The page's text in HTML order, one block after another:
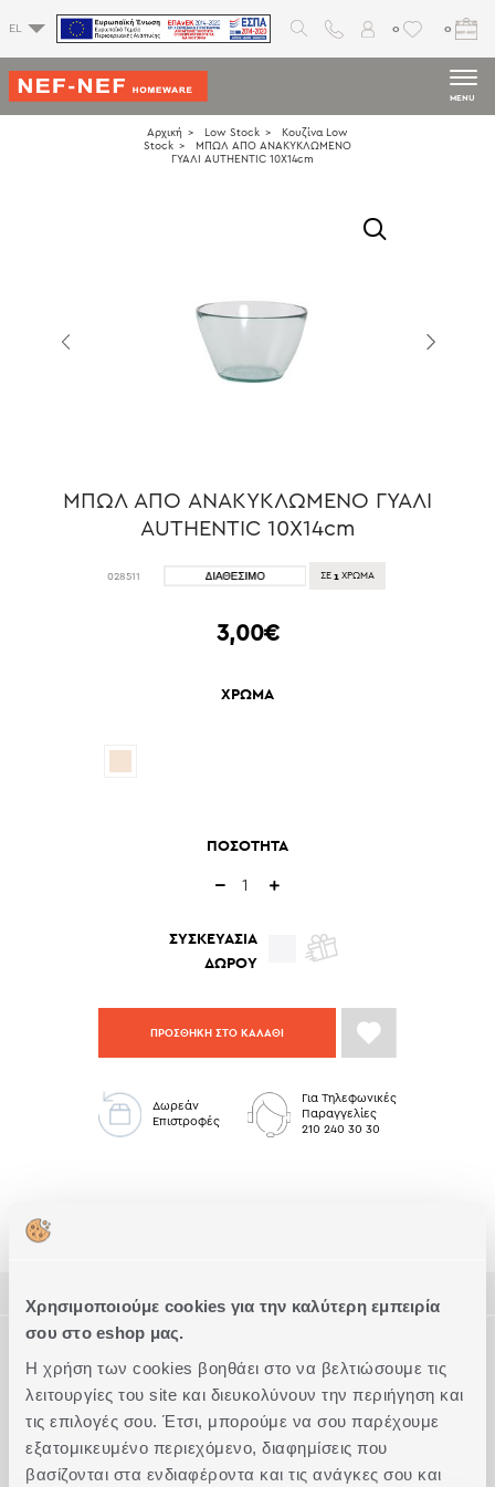
Χρησιμοποιούμε cookies για την καλύτερη εμπειρία
σου στο eshop μας.
Η χρήση των cookies βοηθάει στο να βελτιώσουμε τις
λειτουργίες του site και διευκολύνουν την περιήγηση και
τις επιλογές σου. Έτσι, μπορούμε να σου παρέχουμε
εξατομικευμένο περιεχόμενο, διαφημίσεις που
βασίζονται στα ενδιαφέροντα και τις ανάγκες σου και
EL 0 0
MENU
Αρχική Low Stock
Κουζίνα Low
Stock
ΜΠΩΛ ΑΠΟ ΑΝΑΚΥΚΛΩΜΕΝΟ
ΓΥΑΛΙ AUTHENTIC 10X14cm
ΜΠΩΛ ΑΠΟ ΑΝΑΚΥΚΛΩΜΕΝΟ ΓΥΑΛΙ
AUTHENTIC 10X14cm
028511 ΣΕ 1 ΧΡΩΜΑ
3,00€
ΧΡΩΜΑ
ΠΟΣΟΤΗΤΑ
ΣΥΣΚΕΥΑΣΙΑ
ΔΩΡΟΥ
ΠΡΟΣΘΗΚΗ ΣΤΟ ΚΑΛΑΘΙ
Δωρεάν
Επιστροφές
Για Τηλεφωνικές
Παραγγελίες
210 240 30 30
ΤΕΧΝΙΚΑ ΧΑΡΑΚΤΗΡΙΣΤΙΚΑ
Ακριβείς διαστάσειςΣυμπληρώστε το Look